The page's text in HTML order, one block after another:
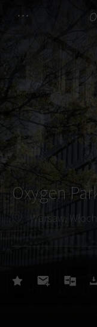
Oxygen
Warsaw,